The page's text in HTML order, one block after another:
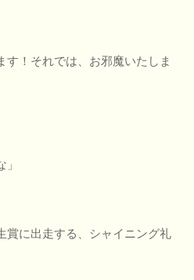
す！それでは、お邪魔いたしま
賞に出走する、シャイニング礼